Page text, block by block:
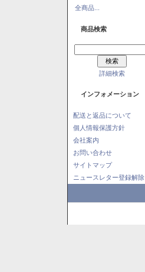
全商品...
商品検索
詳細検索
インフォメーション
配送と返品について
個人情報保護方針
会社案内
お問い合わせ
サイトマップ
ニュースレター登録解除